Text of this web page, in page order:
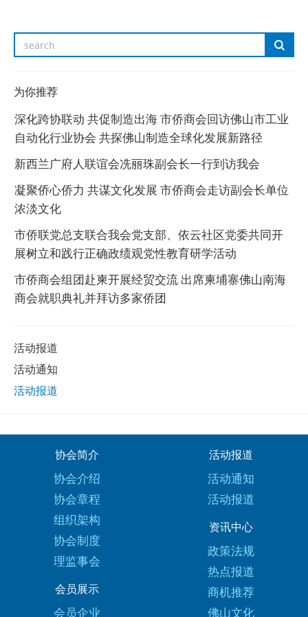
为你推荐
深化跨协联动 共促制造出海 市侨商会回访佛山市工业
自动化行业协会 共探佛山制造全球化发展新路径
新西兰广府人联谊会冼丽珠副会长一行到访我会
凝聚侨心侨力 共谋文化发展 市侨商会走访副会长单位
浓淡文化
市侨联党总支联合我会党支部、依云社区党委共同开
展树立和践行正确政绩观党性教育研学活动
市侨商会组团赴柬开展经贸交流 出席柬埔寨佛山南海
商会就职典礼并拜访多家侨团
活动报道
活动通知
活动报道
协会简介
协会介绍
协会章程
组织架构
协会制度
理监事会
活动报道
活动通知
活动报道
资讯中心
政策法规
热点报道
商机推荐
佛山文化
会员展示
会员企业